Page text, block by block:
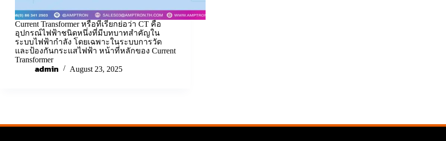
Current Transformer หรือที่เรียกย่อว่า CT คือ
อุปกรณ์ไฟฟ้าชนิดหนึ่งที่มีบทบาทสำคัญใน
ระบบไฟฟ้ากำลัง โดยเฉพาะในระบบการวัด
และป้องกันกระแสไฟฟ้า หน้าที่หลักของ Current
Transformer
admin August 23, 2025